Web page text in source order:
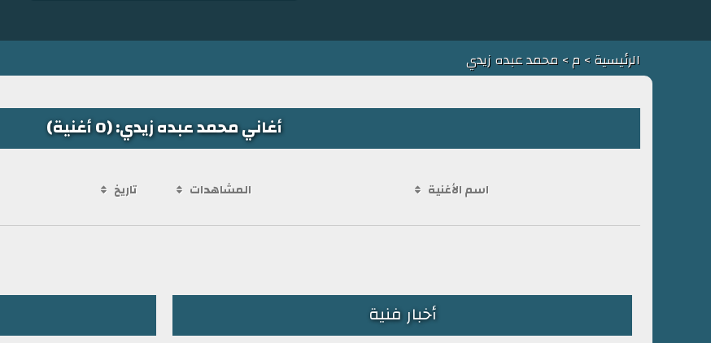
الرئيسية> م> محمد عبده زيدي
أغاني محمد عبده زيدي: (0 أغنية)
اسم الأغنية المشاهدات تاريخ
أخبار فنية